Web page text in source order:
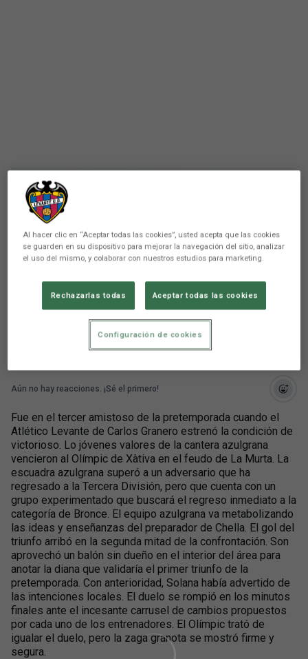
ATLÉTICO LEVANTE UD
Un gol de Son permite al
Atlético Levante estrenar la
condición de victorioso
Aún no hay reacciones. ¡Sé el primero!
Fue en el tercer amistoso de la pretemporada cuando el
Atlético Levante de Carlos Granero estrenó la condición de
victorioso. Lo jóvenes valores de la cantera azulgrana
vencieron al Olímpic de Xàtiva en el feudo de La Murta. La
escuadra azulgrana superó a un adversario que ha
regresado a la Tercera División, pero que cuenta con un
grupo experimentado que buscará el regreso inmediato a la
categoría de Bronce. El equipo azulgrana va metabolizando
las ideas y enseñanzas del preparador de Chella. El gol del
triunfo arribó en la segunda mitad de la confrontación. Son
aprovechó un balón sin dueño en el interior del área para
anotar la diana que validaría el primer triunfo de la
pretemporada. Con anterioridad, Solana había advertido de
las intenciones locales. El duelo se rompió en los minutos
finales ante el incesante carrusel de cambios propuestos
por cada uno de los entrenadores. El Olímpic trató de
igualar el duelo, pero la zaga granota se mostró firme y
segura.
Al hacer clic en “Aceptar todas las cookies”, usted acepta que las cookies
se guarden en su dispositivo para mejorar la navegación del sitio, analizar
el uso del mismo, y colaborar con nuestros estudios para marketing.
Rechazarlas todas Aceptar todas las cookies
Configuración de cookies